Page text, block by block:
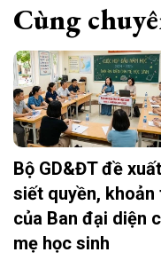
Cùng
Bộ GD&ĐT đề xuất
siết quyền, khoản
của Ban đại diện
mẹ học sinh